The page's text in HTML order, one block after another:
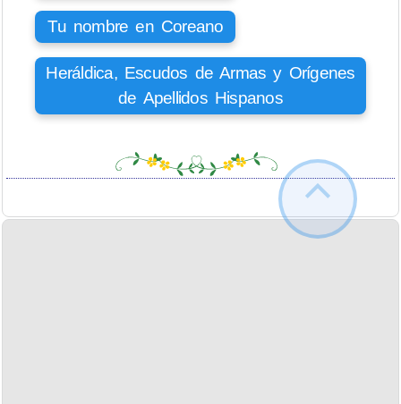
Tu nombre en Coreano
Heráldica, Escudos de Armas y Orígenes
de Apellidos Hispanos